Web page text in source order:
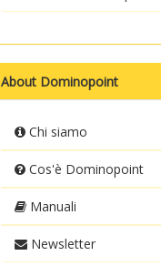
About Dominopoint
Chi siamo
Cos'è Dominopoint
Manuali
Newsletter